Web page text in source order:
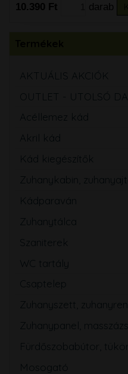
10.390 Ft darab
AKTUÁLIS AKCIÓK
OUTLET - UTOLSÓ
Acéllemez kád
Akril kád
Kád kiegészítők
Zuhanykabin,
Kádparaván
Zuhanytálca
Szaniterek
WC tartály
Csaptelep
Zuhanyszett,
Zuhanypanel,
Fürdőszobabútor, tükör
Mosogató